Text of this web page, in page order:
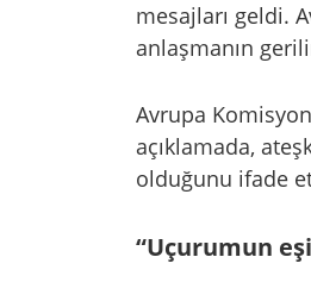
mesajları geldi.
anlaşmanın
Avrupa
açıklamada,
olduğunu ifade
“Uçurumun